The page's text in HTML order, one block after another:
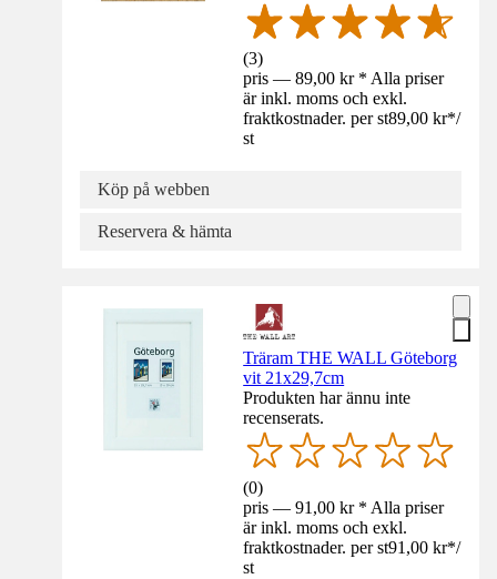
(3)
pris — 89,00 kr * Alla priser
är inkl. moms och exkl.
fraktkostnader. per st89,00 kr*/
st
Köp på webben
Reservera & hämta
Träram THE WALL Göteborg
vit 21x29,7cm
Produkten har ännu inte
recenserats.
(0)
pris — 91,00 kr * Alla priser
är inkl. moms och exkl.
fraktkostnader. per st91,00 kr*/
st